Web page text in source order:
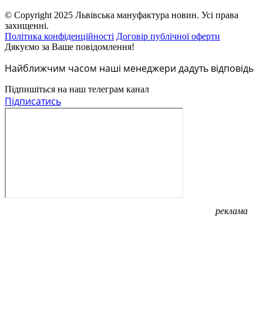
реклама
реклама
© Copyright 2025 Львівська мануфактура новин. Усі права
захищенні.
Політика конфіденційності Договір публічної оферти
Дякуємо за Ваше повідомлення!
Найближчим часом наші менеджери дадуть відповідь
Підпишіться на наш телеграм канал
Підписатись